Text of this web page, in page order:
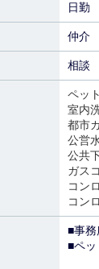
日勤
仲介
相談
ペッ
室内
都市
公営
公共
ガス
コン
コン
■事務
■ペ